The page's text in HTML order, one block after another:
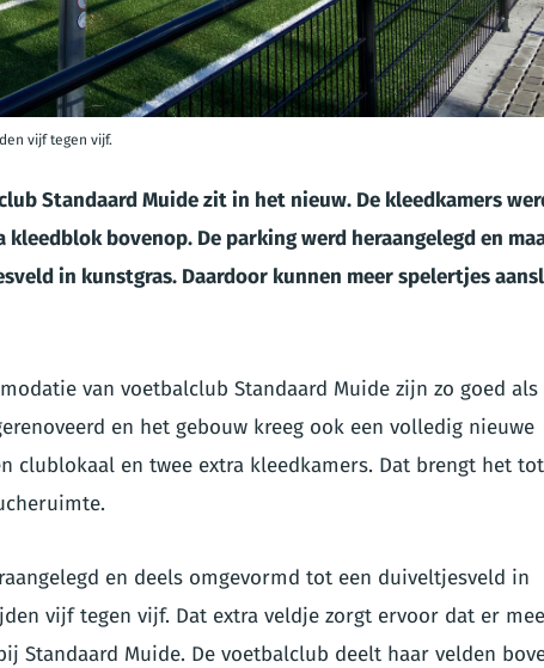
vijf tegen vijf.
Standaard Muide zit in het nieuw. De kleedkamers
bovenop. De parking werd heraangelegd en
in kunstgras. Daardoor kunnen meer spelertjes
van voetbalclub Standaard Muide zijn zo goed als
en het gebouw kreeg ook een volledig nieuwe
clublokaal en twee extra kleedkamers. Dat brengt het
en deels omgevormd tot een duiveltjesveld in
vijf tegen vijf. Dat extra veldje zorgt ervoor dat er
Standaard Muide. De voetbalclub deelt haar velden